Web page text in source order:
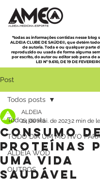
*todas as informações contidas nesse blog
ALDEIA CLUBE DE SAÚDE©, que detém
de autoria. Toda e ou qualquer parte
reproduzido ou usada de forma alguma
por escrito, do autor ou editor sob pena de
LEI Nº 9.610, DE 19 DE
Post
Todos posts
TODO DIA UM MOTIVO
ALDEIA WOD
OUTROS
Todos posts
Consumo de
proteínas
uma vida
saudável
ALDEIA
24 de mai. de 20232 min de